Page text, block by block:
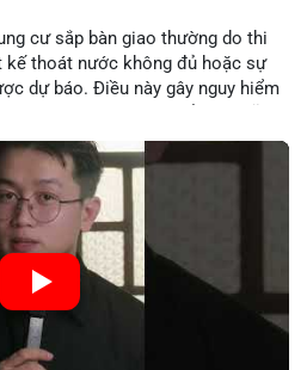
bước tiếp theo của địa chỉ ví nhận
hành động theo cảm xúc; hãy
trên sàn trong 24-48 giờ tới để
#aplucban
cư sắp bàn giao thường do thi
thoát nước không đủ hoặc sự
dự báo. Điều này gây nguy hiểm